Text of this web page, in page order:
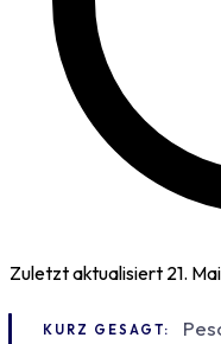
Zuletzt aktualisiert 21.
KURZ GESAGT: